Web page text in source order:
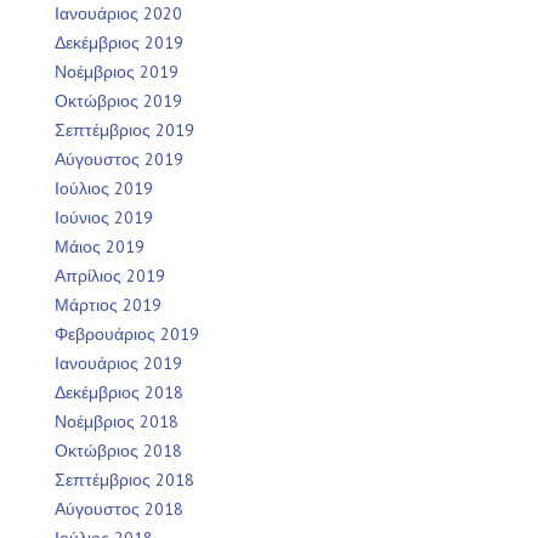
Ιανουάριος 2020
Δεκέμβριος 2019
Νοέμβριος 2019
Οκτώβριος 2019
Σεπτέμβριος 2019
Αύγουστος 2019
Ιούλιος 2019
Ιούνιος 2019
Μάιος 2019
Απρίλιος 2019
Μάρτιος 2019
Φεβρουάριος 2019
Ιανουάριος 2019
Δεκέμβριος 2018
Νοέμβριος 2018
Οκτώβριος 2018
Σεπτέμβριος 2018
Αύγουστος 2018